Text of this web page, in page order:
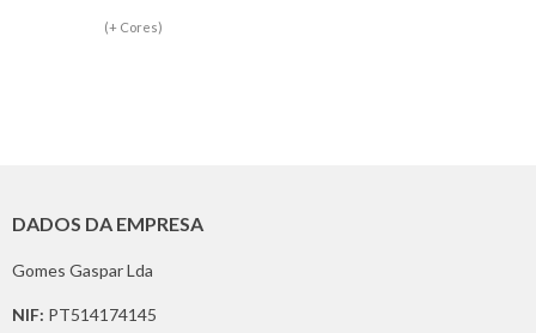
(+ Cores)
DADOS DA EMPRESA
Gomes Gaspar Lda
NIF: PT514174145